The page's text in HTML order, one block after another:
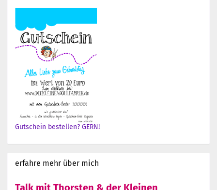
Gutschein bestellen? GERN!
erfahre mehr über mich
Talk mit Thorsten & der Kleinen